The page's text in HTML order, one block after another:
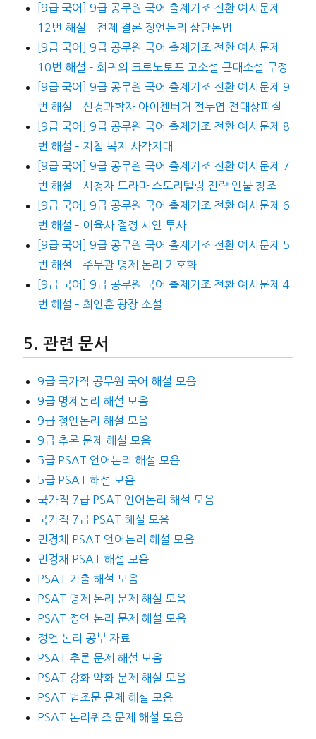
[9급 국어] 9급 공무원 국어 출제기조 전환 예시문제
12번 해설 – 전제 결론 정언논리 삼단논법
[9급 국어] 9급 공무원 국어 출제기조 전환 예시문제
10번 해설 – 회귀의 크로노토프 고소설 근대소설 무정
[9급 국어] 9급 공무원 국어 출제기조 전환 예시문제 9
번 해설 – 신경과학자 아이젠버거 전두엽 전대상피질
[9급 국어] 9급 공무원 국어 출제기조 전환 예시문제 8
번 해설 – 지침 복지 사각지대
[9급 국어] 9급 공무원 국어 출제기조 전환 예시문제 7
번 해설 – 시청자 드라마 스토리텔링 전략 인물 창조
[9급 국어] 9급 공무원 국어 출제기조 전환 예시문제 6
번 해설 – 이육사 절정 시인 투사
[9급 국어] 9급 공무원 국어 출제기조 전환 예시문제 5
번 해설 – 주무관 명제 논리 기호화
[9급 국어] 9급 공무원 국어 출제기조 전환 예시문제 4
번 해설 – 최인훈 광장 소설
관련 문서
9급 국가직 공무원 국어 해설 모음
9급 명제논리 해설 모음
9급 정언논리 해설 모음
9급 추론 문제 해설 모음
5급 PSAT 언어논리 해설 모음
5급 PSAT 해설 모음
국가직 7급 PSAT 언어논리 해설 모음
국가직 7급 PSAT 해설 모음
민경채 PSAT 언어논리 해설 모음
민경채 PSAT 해설 모음
PSAT 기출 해설 모음
PSAT 명제 논리 문제 해설 모음
PSAT 정언 논리 문제 해설 모음
정언 논리 공부 자료
PSAT 추론 문제 해설 모음
PSAT 강화 약화 문제 해설 모음
PSAT 법조문 문제 해설 모음
PSAT 논리퀴즈 문제 해설 모음